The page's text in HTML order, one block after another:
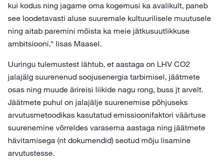
kui kodus ning jagame oma kogemusi ka avalikult, paneb
see loodetavasti aluse suuremale kultuurilisele muutusele
ning aitab paremini mõista ka meie jätkusuutlikkuse
ambitsiooni,“ lisas Maasel.
Uuringu tulemustest lähtub, et aastaga on LHV CO2
jalajälg suurenenud soojusenergia tarbimisel, jäätmete
osas ning muude ärireisi liikide nagu rong, buss jt arvelt.
Jäätmete puhul on jalajälje suurenemise põhjuseks
arvutusmetoodikas kasutatud emissioonifaktori väärtuse
suurenemine võrreldes varasema aastaga ning jäätmete
hävitamisega (nt dokumendid) seotud mõju lisamine
arvutustesse.